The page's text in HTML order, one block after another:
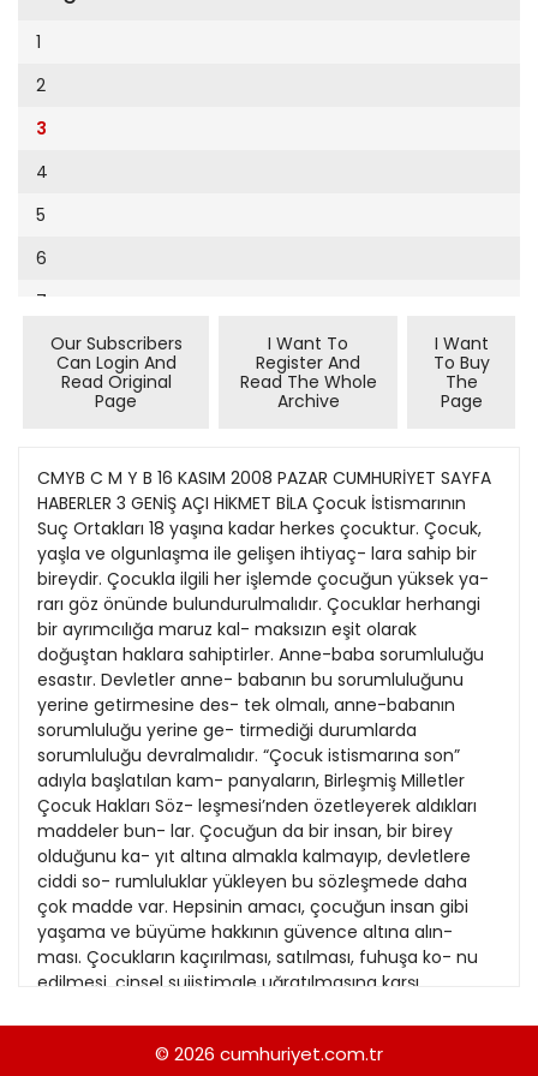
Cumhuriyet Sağlıklı Beslenme
Cumhuriyet Sokak
Cumhuriyet Spor
Cumhuriyet Strateji
Cumhuriyet Tarım
Cumhuriyet Yılbaşı
Çerçeve Eki
Dergi Eki
Ekonomi Eki
Evleniyoruz
Güney Dogu
Kitap Eki
Özel Ekler
Özel Okullar
Sevgililer Günü
Siyaset Eki
Sürdürülebilir yaşam
Turizm Eki
Yerel Yönetimler
1994
1991
1990
1989
1988
1987
1986
1985
1984
1983
1982
1981
1980
9
10
11
12
13
14
15
16
19
20
21
22
23
24
25
26
27
28
29
30
1
2
3
4
5
6
7
11
12
13
14
15
16
17
18
19
20
Our Subscribers
Can Login And
Read Original
Page
I Want To
Register And
Read The Whole
Archive
I Want
To Buy
The
Page
CMYB C M Y B 16 KASIM 2008 PAZAR CUMHURİYET SAYFA
HABERLER 3 GENİŞ AÇI HİKMET BİLA Çocuk İstismarının
Suç Ortakları 18 yaşına kadar herkes çocuktur. Çocuk,
yaşla ve olgunlaşma ile gelişen ihtiyaç- lara sahip bir
bireydir. Çocukla ilgili her işlemde çocuğun yüksek ya-
rarı göz önünde bulundurulmalıdır. Çocuklar herhangi
bir ayrımcılığa maruz kal- maksızın eşit olarak
doğuştan haklara sahiptirler. Anne-baba sorumluluğu
esastır. Devletler anne- babanın bu sorumluluğunu
yerine getirmesine des- tek olmalı, anne-babanın
sorumluluğu yerine ge- tirmediği durumlarda
sorumluluğu devralmalıdır. “Çocuk istismarına son”
adıyla başlatılan kam- panyaların, Birleşmiş Milletler
Çocuk Hakları Söz- leşmesi’nden özetleyerek aldıkları
maddeler bun- lar. Çocuğun da bir insan, bir birey
olduğunu ka- yıt altına almakla kalmayıp, devletlere
ciddi so- rumluluklar yükleyen bu sözleşmede daha
çok madde var. Hepsinin amacı, çocuğun insan gibi
yaşama ve büyüme hakkının güvence altına alın-
ması. Çocukların kaçırılması, satılması, fuhuşa ko- nu
edilmesi, cinsel suiistimale uğratılmasına karşı
maddesiyle, “Taraf devlet, esenliğine herhangi bir
biçimde zarar verebilecek her türlü sömürüye karşı
© 2026 cumhuriyet.com.tr